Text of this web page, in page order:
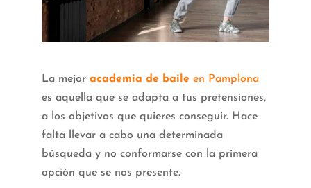
La mejor academia de baileen Pamplona
es aquella que se adapta a tus pretensiones,
a los objetivos que quieres conseguir. Hace
falta llevar a cabo una determinada
búsqueda y no conformarse con la primera
opción que se nos presente.